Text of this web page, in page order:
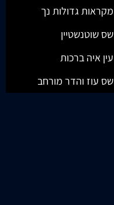
מקראות גדולות נך
שס שוטנשטיין
עין איה ברכות
שס עוז והדר מורחב